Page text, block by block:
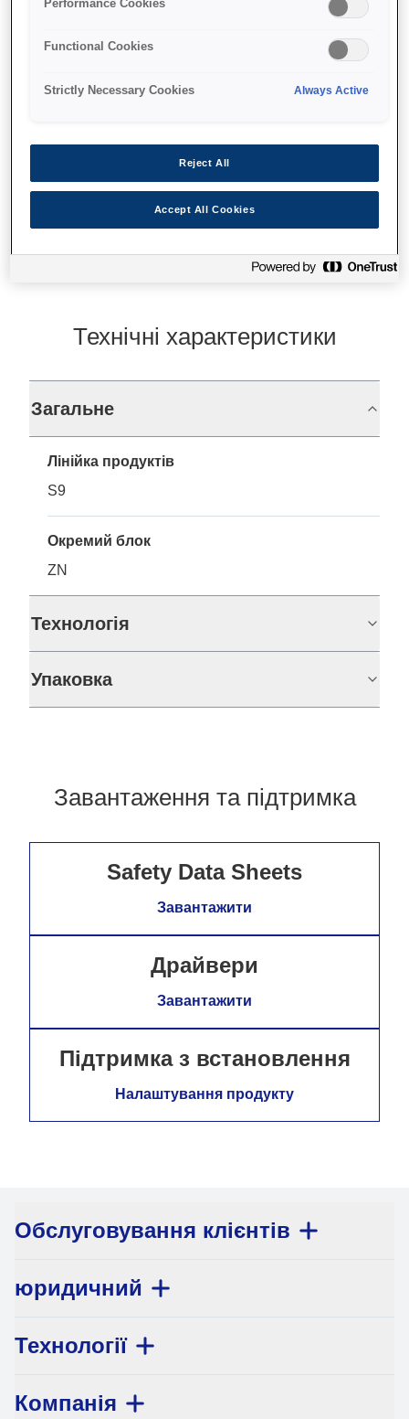
WF-6xxx Ink Cartridge
Технічні характеристики
Загальне
Лінійка продуктів
S9
Окремий блок
ZN
Технологія
Упаковка
Завантаження та підтримка
Safety Data Sheets
Завантажити
Драйвери
Завантажити
Підтримка з встановлення
Налаштування продукту
Обслуговування клієнтів
юридичний
Технології
Компанія
Performance Cookies
Functional Cookies
Strictly Necessary Cookies Always Active
Reject All
Accept All Cookies